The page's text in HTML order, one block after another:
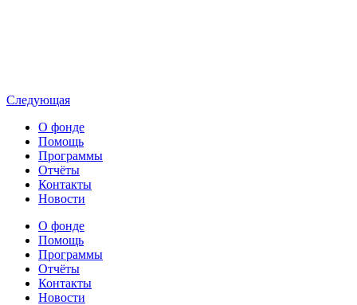
Следующая
О фонде
Помощь
Программы
Отчёты
Контакты
Новости
О фонде
Помощь
Программы
Отчёты
Контакты
Новости